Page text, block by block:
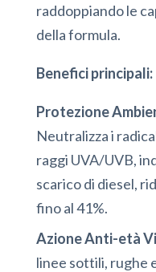
raddoppiando le
della formula.
Benefici principali:
Protezione
Neutralizza i
raggi UVA/UVB,
scarico di diesel,
fino al 41%.
Azione Anti-età
linee sottili, rughe